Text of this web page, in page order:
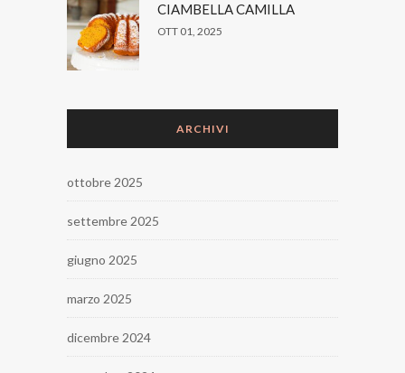
CIAMBELLA CAMILLA
OTT 01, 2025
ARCHIVI
ottobre 2025
settembre 2025
giugno 2025
marzo 2025
dicembre 2024